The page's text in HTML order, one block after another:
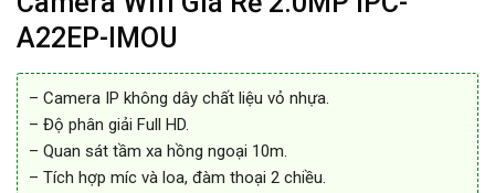
A22EP-IMOU
– Camera IP không dây chất liệu vỏ nhựa.
– Độ phân giải Full HD.
– Quan sát tầm xa hồng ngoại 10m.
– Tích hợp míc và loa, đàm thoại 2 chiều.